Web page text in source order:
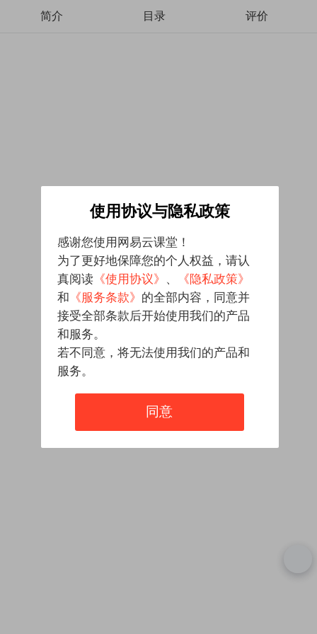
简介 目录 评价
使用协议与隐私政策
感谢您使用网易云课堂！
为了更好地保障您的个人权益，请认
真阅读 《使用协议》 、
《隐私政策》
和 《服务条款》 的全部内容，同意并
接受全部条款后开始使用我们的产品
和服务。
若不同意，将无法使用我们的产品和
服务。
同意